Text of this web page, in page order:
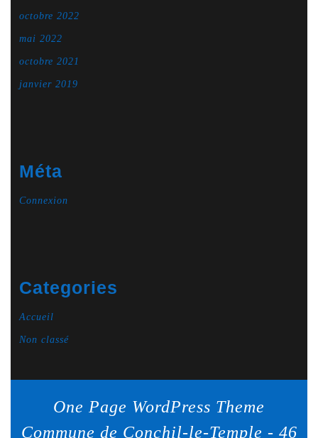
octobre 2022
mai 2022
octobre 2021
janvier 2019
Méta
Connexion
Categories
Accueil
Non classé
One Page WordPress Theme
Commune de Conchil-le-Temple - 46